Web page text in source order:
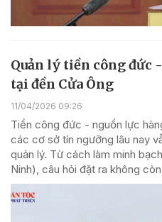
Quản lý tiền công đức
tại đền Cửa Ông
11/04/2026 09:26
Tiền công đức - nguồn lực
các cơ sở tín ngưỡng lâu nay
quản lý. Từ cách làm minh
Ninh), câu hỏi đặt ra không